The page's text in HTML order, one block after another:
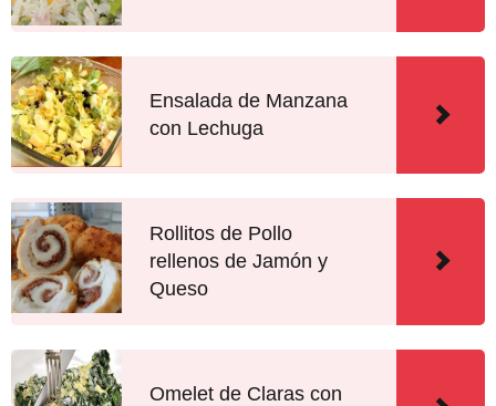
Ensalada de Manzana
con Lechuga
Rollitos de Pollo
rellenos de Jamón y
Queso
Omelet de Claras con